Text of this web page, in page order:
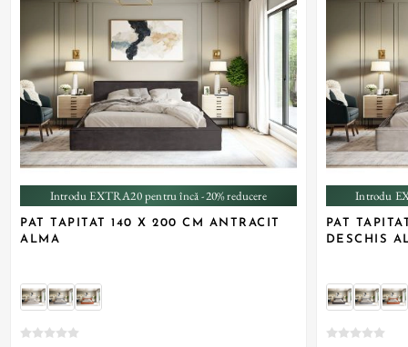
Introdu EXTRA20 pentru încă -20% reducere
PAT TAPITAT 140 X 200 CM ANTRACIT
ALMA
Introdu
PAT
DESCHIS